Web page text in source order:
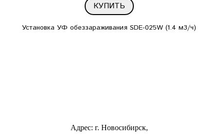
КУПИТЬ
Установка УФ обеззараживания SDE-025W (1.4 м3/ч)
Адрес: г. Новосибирск,